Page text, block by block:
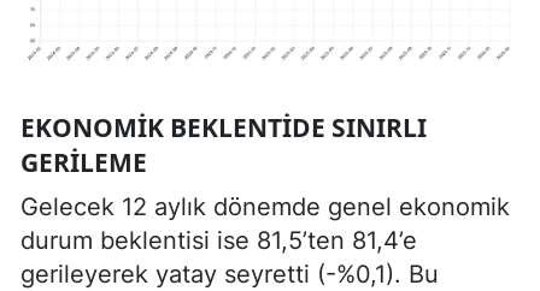
EKONOMIK BEKLENTIDE SINIRLI
GERILEME
Gelecek 12 aylık dönemde genel ekonomik
durum beklentisi ise 81,5’ten 81,4’e
gerileyerek yatay seyretti (-%0,1). Bu